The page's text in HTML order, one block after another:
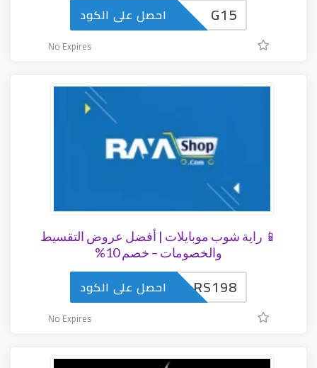
G15 احصل على الكود
No Expires
📱 راية شوب موبايلات | أفضل عروض التقسيط
والخصومات – خصم 10%
RS198 احصل على الكود
No Expires